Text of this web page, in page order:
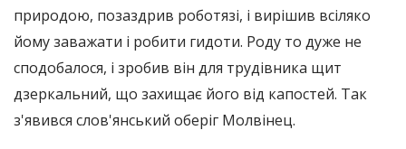
природою, позаздрив роботязі, і вирішив всіляко
йому заважати і робити гидоти. Роду то дуже не
сподобалося, і зробив він для трудівника щит
дзеркальний, що захищає його від капостей. Так
з'явився слов'янський оберіг Молвінец.